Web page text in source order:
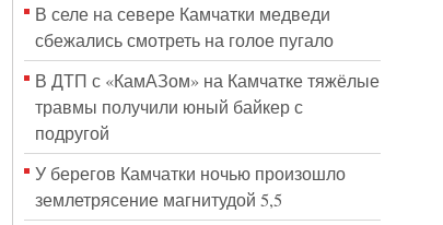
В селе на севере Камчатки медведи
сбежались смотреть на голое пугало
В ДТП с «КамАЗом» на Камчатке тяжёлые
травмы получили юный байкер с
подругой
У берегов Камчатки ночью произошло
землетрясение магнитудой 5,5